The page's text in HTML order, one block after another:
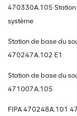
470330A.105 Station
système
Station de base du
470247A.102 E1
Station de base du
471007A.105
FIPA 470248A.101